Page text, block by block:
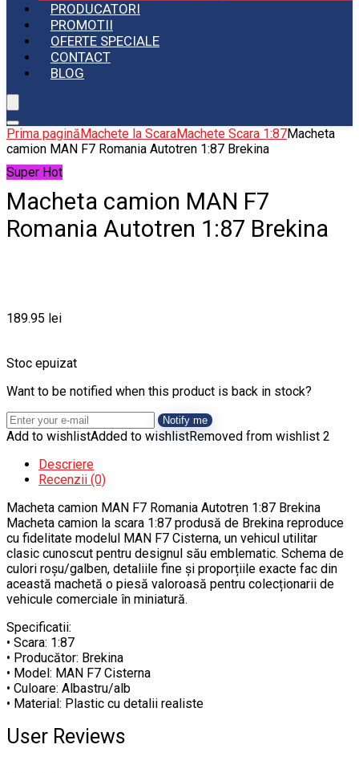
PRODUCATORI
PROMOTII
OFERTE SPECIALE
CONTACT
BLOG
Prima paginăMachete la ScaraMachete Scara 1:87Macheta
camion MAN F7 Romania Autotren 1:87 Brekina
Super Hot
Macheta camion MAN F7
Romania Autotren 1:87 Brekina
189.95 lei
Stoc epuizat
Want to be notified when this product is back in stock?
Notify me
Add to wishlistAdded to wishlistRemoved from wishlist 2
Descriere
Recenzii (0)
Macheta camion MAN F7 Romania Autotren 1:87 Brekina
Macheta camion la scara 1:87 produsă de Brekina reproduce
cu fidelitate modelul MAN F7 Cisterna, un vehicul utilitar
clasic cunoscut pentru designul său emblematic. Schema de
culori roșu/galben, detaliile fine și proporțiile exacte fac din
această machetă o piesă valoroasă pentru colecționarii de
vehicule comerciale în miniatură.
Specificatii:
• Scara: 1:87
• Producător: Brekina
• Model: MAN F7 Cisterna
• Culoare: Albastru/alb
• Material: Plastic cu detalii realiste
User Reviews